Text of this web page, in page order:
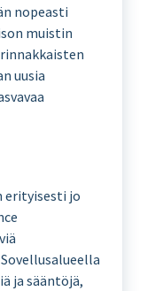
nopeasti
muistin
uusia
jo
ja sääntöjä,